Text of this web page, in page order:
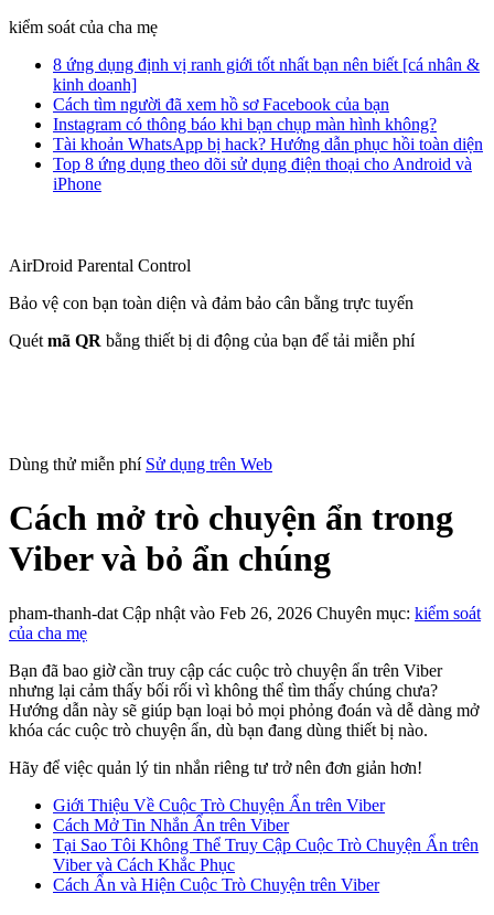
kiểm soát của cha mẹ
8 ứng dụng định vị ranh giới tốt nhất bạn nên biết [cá nhân &
kinh doanh]
Cách tìm người đã xem hồ sơ Facebook của bạn
Instagram có thông báo khi bạn chụp màn hình không?
Tài khoản WhatsApp bị hack? Hướng dẫn phục hồi toàn diện
Top 8 ứng dụng theo dõi sử dụng điện thoại cho Android và
iPhone
AirDroid Parental Control
Bảo vệ con bạn toàn diện và đảm bảo cân bằng trực tuyến
Quét mã QR bằng thiết bị di động của bạn để tải miễn phí
Dùng thử miễn phí Sử dụng trên Web
Cách mở trò chuyện ẩn trong
Viber và bỏ ẩn chúng
pham-thanh-dat Cập nhật vào Feb 26, 2026 Chuyên mục: kiểm soát
của cha mẹ
Bạn đã bao giờ cần truy cập các cuộc trò chuyện ẩn trên Viber
nhưng lại cảm thấy bối rối vì không thể tìm thấy chúng chưa?
Hướng dẫn này sẽ giúp bạn loại bỏ mọi phỏng đoán và dễ dàng mở
khóa các cuộc trò chuyện ẩn, dù bạn đang dùng thiết bị nào.
Hãy để việc quản lý tin nhắn riêng tư trở nên đơn giản hơn!
Giới Thiệu Về Cuộc Trò Chuyện Ẩn trên Viber
Cách Mở Tin Nhắn Ẩn trên Viber
Tại Sao Tôi Không Thể Truy Cập Cuộc Trò Chuyện Ẩn trên
Viber và Cách Khắc Phục
Cách Ẩn và Hiện Cuộc Trò Chuyện trên Viber